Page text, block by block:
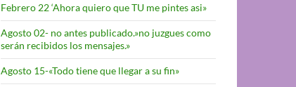
Febrero 22 ‘Ahora quiero que TU me pintes asi»
Agosto 02- no antes publicado.»no juzgues como
serán recibidos los mensajes.»
Agosto 15-«Todo tiene que llegar a su fin»